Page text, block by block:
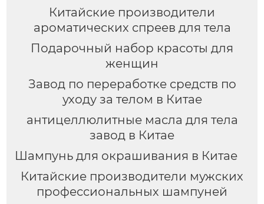
Китайские производители
ароматических спреев для тела
Подарочный набор красоты для
женщин
Завод по переработке средств по
уходу за телом в Китае
антицеллюлитные масла для тела
завод в Китае
Шампунь для окрашивания в Китае
Китайские производители мужских
профессиональных шампуней